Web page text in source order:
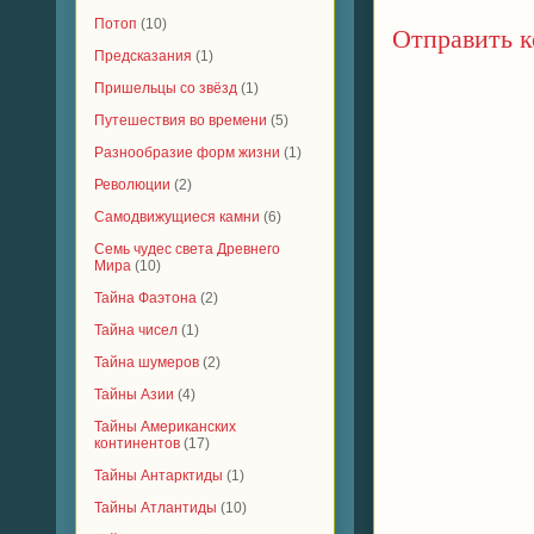
Отправить
Потоп (10)
Предсказания (1)
Пришельцы со звёзд (1)
Путешествия во времени (5)
Разнообразие форм жизни (1)
Революции (2)
Самодвижущиеся камни (6)
Семь чудес света Древнего
Мира (10)
Тайна Фаэтона (2)
Тайна чисел (1)
Тайна шумеров (2)
Тайны Азии (4)
Тайны Американских
континентов (17)
Тайны Антарктиды (1)
Тайны Атлантиды (10)